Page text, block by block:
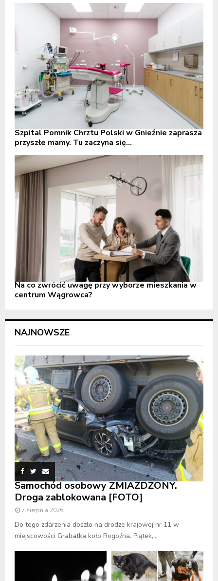
Szpital Pomnik Chrztu Polski w Gnieźnie zaprasza
przyszłe mamy. Tu zaczyna się...
Na co zwrócić uwagę przy wyborze mieszkania w
centrum Wągrowca?
NAJNOWSZE
Samochód osobowy ZMIAŻDŻONY.
Droga zablokowana [FOTO]
7 sierpnia 2026
Do tego zdarzenia doszło na drodze krajowej nr 11 w
miejscowości Grabatka koło Rogoźna. Piątek,...